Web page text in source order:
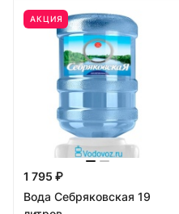
АКЦИЯ
1 795 ₽
Вода Себряковская 19